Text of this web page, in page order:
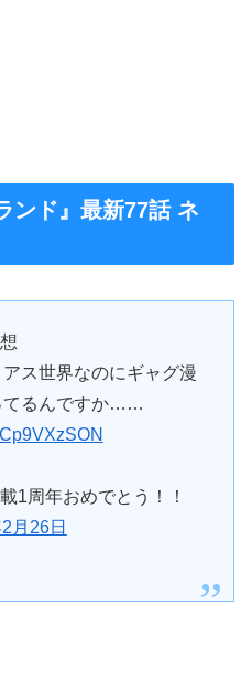
ンド』最新77話 ネ
ス世界なのにギャグ漫
てるんですか……
1周年おめでとう！！
月26日